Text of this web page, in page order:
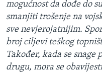
Jezici
mogućnost da dođe do
smanjiti trošenje na
sve nevjerojatnijim.
broj ciljevi teškog
Također, kada se snage
drugu, mora se